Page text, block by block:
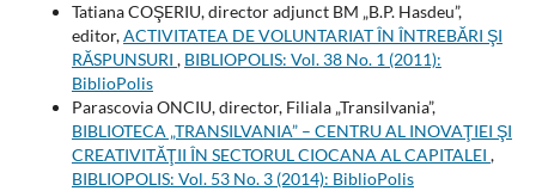
Tatiana COŞERIU, director adjunct BM „B.P. Hasdeu”,
editor,ACTIVITATEA DE VOLUNTARIAT ÎN ÎNTREBĂRI ŞI
RĂSPUNSURI , BIBLIOPOLIS: Vol. 38 No. 1 (2011):
BiblioPolis
Parascovia ONCIU, director, Filiala „Transilvania”,
BIBLIOTECA „TRANSILVANIA” – CENTRU AL INOVAŢIEI ŞI
CREATIVITĂŢII ÎN SECTORUL CIOCANA AL CAPITALEI ,
BIBLIOPOLIS: Vol. 53 No. 3 (2014): BiblioPolis